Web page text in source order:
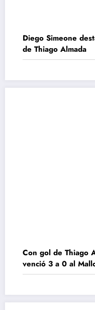
Diego Simeone
de Thiago Almada
Con gol de Thiago
venció 3 a 0 al